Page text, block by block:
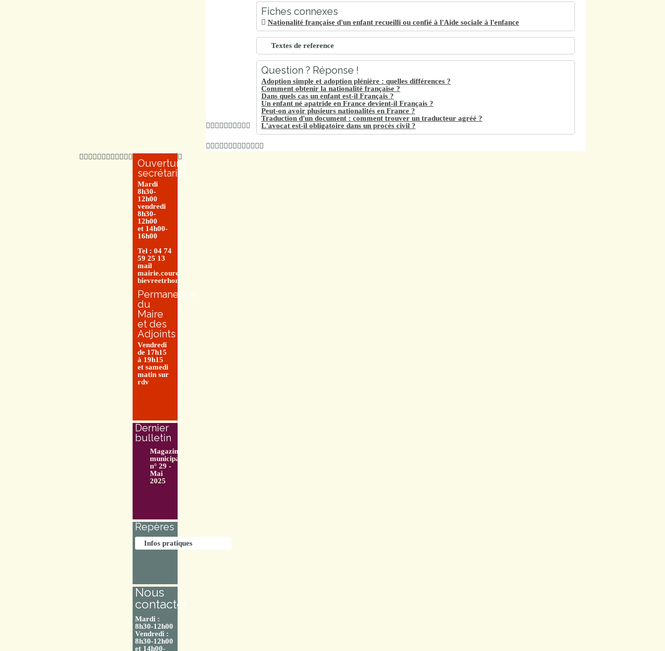
Fiches connexes
Nationalité française d'un enfant recueilli ou confié à l'Aide sociale à l'enfance
Textes de reference
Question ? Réponse !
Adoption simple et adoption plénière : quelles différences ?
Comment obtenir la nationalité française ?
Dans quels cas un enfant est-il Français ?
Un enfant né apatride en France devient-il Français ?
Peut-on avoir plusieurs nationalités en France ?
Traduction d'un document : comment trouver un traducteur agréé ?
L'avocat est-il obligatoire dans un procès civil ?
Ouverture
secrétariat
Mardi
8h30-
12h00
vendredi
8h30-
12h00
et 14h00-
16h00
Tel : 04 74
59 25 13
mail
mairie.couretbuis@entre-
bievreetrhone.fr
Permanence
du
Maire
et des
Adjoints
Vendredi
de 17h15
à 19h15
et samedi
matin sur
rdv
Dernier
bulletin
Magazine
municipal
n° 29 -
Mai
2025
Repères
Infos pratiques
Nous
contacter
Mardi :
8h30-12h00
Vendredi :
8h30-12h00
et 14h00-